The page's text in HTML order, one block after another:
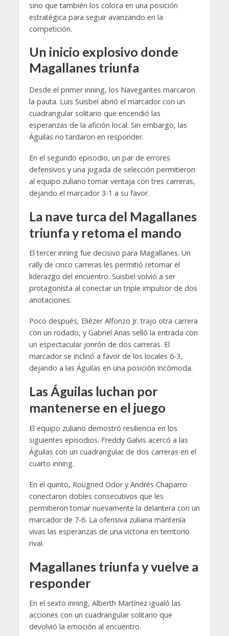
sino que también los coloca en una posición
estratégica para seguir avanzando en la
competición.
Un inicio explosivo donde
Magallanes triunfa
Desde el primer inning, los Navegantes marcaron
la pauta. Luis Suisbel abrió el marcador con un
cuadrangular solitario que encendió las
esperanzas de la afición local. Sin embargo, las
Águilas no tardaron en responder.
En el segundo episodio, un par de errores
defensivos y una jugada de selección permitieron
al equipo zuliano tomar ventaja con tres carreras,
dejando el marcador 3-1 a su favor.
La nave turca del Magallanes
triunfa y retoma el mando
El tercer inning fue decisivo para Magallanes. Un
rally de cinco carreras les permitió retomar el
liderazgo del encuentro. Suisbel volvió a ser
protagonista al conectar un triple impulsor de dos
anotaciones.
Poco después, Eliézer Alfonzo Jr. trajo otra carrera
con un rodado, y Gabriel Arias selló la entrada con
un espectacular jonrón de dos carreras. El
marcador se inclinó a favor de los locales 6-3,
dejando a las Águilas en una posición incómoda.
Las Águilas luchan por
mantenerse en el juego
El equipo zuliano demostró resiliencia en los
siguientes episodios. Freddy Galvis acercó a las
Águilas con un cuadrangular de dos carreras en el
cuarto inning.
En el quinto, Rougned Odor y Andrés Chaparro
conectaron dobles consecutivos que les
permitieron tomar nuevamente la delantera con un
marcador de 7-6. La ofensiva zuliana mantenía
vivas las esperanzas de una victoria en territorio
rival.
Magallanes triunfa y vuelve a
responder
En el sexto inning, Alberth Martínez igualó las
acciones con un cuadrangular solitario que
devolvió la emoción al encuentro.